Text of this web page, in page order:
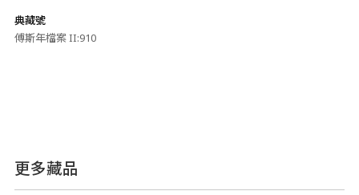
典藏號
傅斯年檔案 II:910
更多藏品